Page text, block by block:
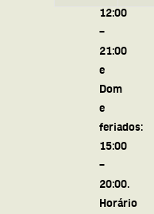
12:00
–
21:00
e
Dom
e
feriados:
15:00
–
20:00.
Horário